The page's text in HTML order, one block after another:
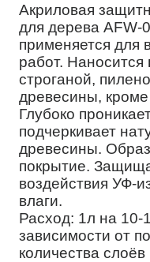
Акриловая
для дерева
применяется для
работ. Наносится
строганой,
древесины,
Глубоко
подчеркивает
древесины.
покрытие.
воздействия УФ-
влаги.
Расход: 1л на 10-
зависимости от
количества